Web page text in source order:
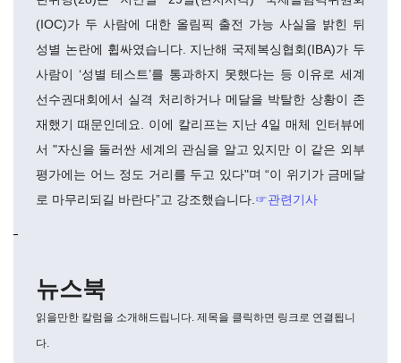
(IOC)가 두 사람에 대한 올림픽 출전 가능 사실을 밝힌 뒤
성별 논란에 휩싸였습니다. 지난해 국제복싱협회(IBA)가 두
사람이 ‘성별 테스트’를 통과하지 못했다는 등 이유로 세계
선수권대회에서 실격 처리하거나 메달을 박탈한 상황이 존
재했기 때문인데요. 이에 칼리프는 지난 4일 매체 인터뷰에
서 "자신을 둘러싼 세계의 관심을 알고 있지만 이 같은 외부
평가에는 어느 정도 거리를 두고 있다"며 “이 위기가 금메달
로 마무리되길 바란다”고 강조했습니다. ☞관련기사
뉴스북
읽을만한 칼럼을 소개해드립니다. 제목을 클릭하면 링크로 연결됩니
다.